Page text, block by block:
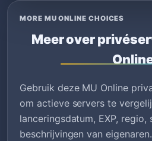
MORE MU ONLINE CHOICES
Meer over
Gebruik deze MU Online
om actieve servers te
lanceringsdatum, EXP, regio,
beschrijvingen van